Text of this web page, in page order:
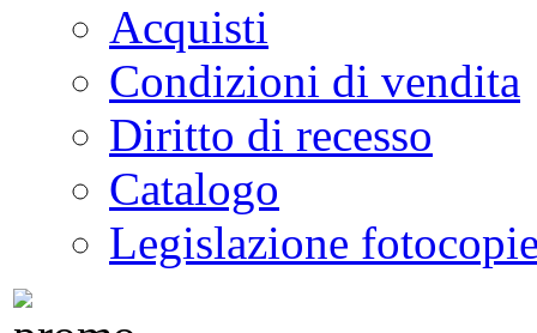
Acquisti
Condizioni di vendita
Diritto di recesso
Catalogo
Legislazione